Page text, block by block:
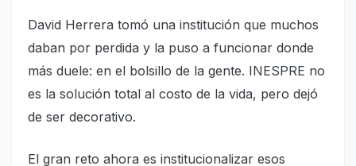
David Herrera tomó una institución que muchos
daban por perdida y la puso a funcionar donde
más duele: en el bolsillo de la gente. INESPRE no
es la solución total al costo de la vida, pero dejó
de ser decorativo.
El gran reto ahora es institucionalizar esos